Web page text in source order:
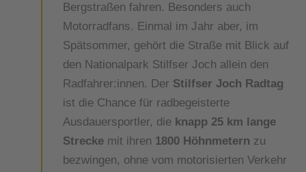
Bergstraßen fahren. Besonders auch
Motorradfans. Einmal im Jahr aber, im
Spätsommer, gehört die Straße mit Blick auf
den Nationalpark Stilfser Joch allein den
Radfahrer:innen. Der Stilfser Joch Radtag
ist die Chance für radbegeisterte
Ausdauersportler, die knapp 25 km lange
Strecke mit ihren 1800 Höhnmetern zu
bezwingen, ohne vom motorisierten Verkehr